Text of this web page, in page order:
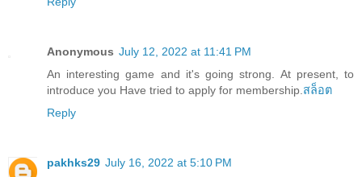
Anonymous July 12, 2022 at 11:41 PM
An interesting game and it's going strong. At present, to
introduce you Have tried to apply for membership. สล็อต
Reply
pakhks29 July 16, 2022 at 5:10 PM